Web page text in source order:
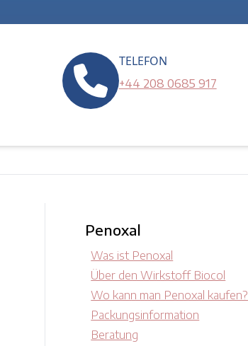
TELEFON
+44 208 0685 917
Penoxal
Was ist Penoxal
Über den Wirkstoff Biocol
Wo kann man Penoxal kaufen?
Packungsinformation
Beratung